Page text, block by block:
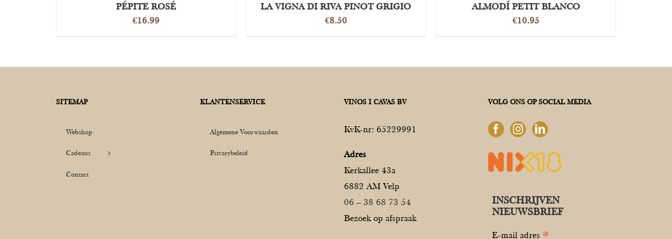
PÉPITE ROSÉ
€16.99
LA VIGNA DI RIVA PINOT GRIGIO
€8.50
ALMODÍ PETIT BLANCO
€10.95
SITEMAP
Webshop
Cadeaus
Contact
KLANTENSERVICE
Algemene Voorwaarden
Privacybeleid
VINOS I CAVAS BV
KvK-nr: 65229991
Adres
Kerkallee 43a
6882 AM Velp
06 – 38 68 73 54
Bezoek op afspraak
VOLG ONS OP SOCIAL MEDIA
INSCHRIJVEN
NIEUWSBRIEF
E-mail adres *